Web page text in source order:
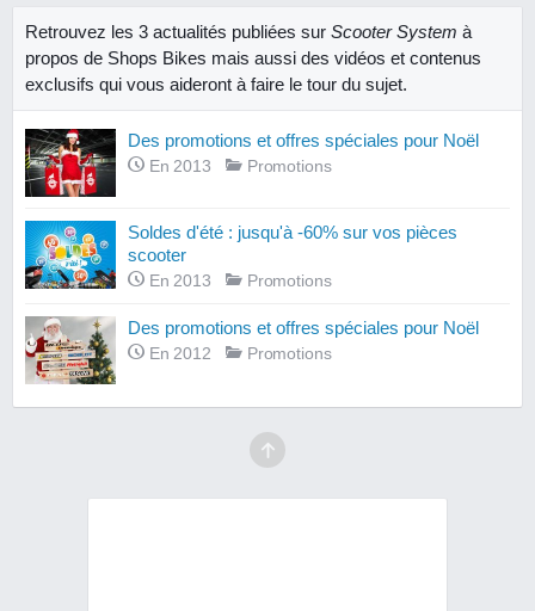
Retrouvez les 3 actualités publiées sur Scooter System à
propos de Shops Bikes mais aussi des vidéos et contenus
exclusifs qui vous aideront à faire le tour du sujet.
Des promotions et offres spéciales pour Noël
En 2013 Promotions
Soldes d'été : jusqu'à -60% sur vos pièces
scooter
En 2013 Promotions
Des promotions et offres spéciales pour Noël
En 2012 Promotions